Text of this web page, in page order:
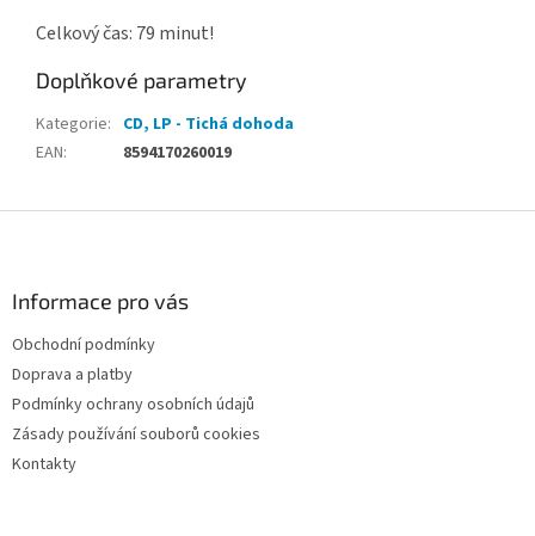
Celkový čas: 79 minut!
Doplňkové parametry
Kategorie: CD, LP - Tichá dohoda
EAN: 8594170260019
Informace pro vás
Obchodní podmínky
Doprava a platby
Podmínky ochrany osobních údajů
Zásady používání souborů cookies
Kontakty